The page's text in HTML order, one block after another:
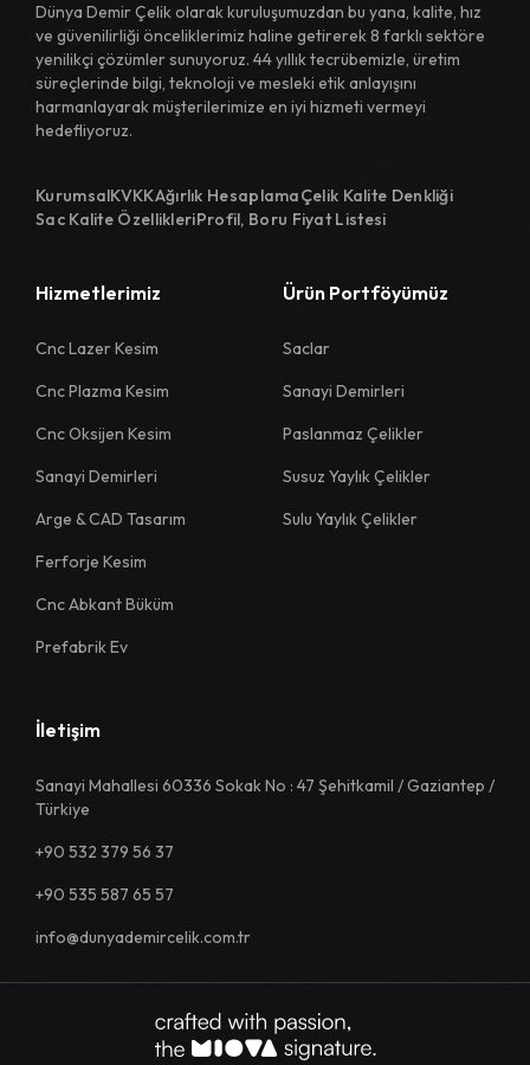
Dünya Demir Çelik olarak kuruluşumuzdan bu yana, kalite, hız
ve güvenilirliği önceliklerimiz haline getirerek 8 farklı sektöre
yenilikçi çözümler sunuyoruz. 44 yıllık tecrübemizle, üretim
süreçlerinde bilgi, teknoloji ve mesleki etik anlayışını
harmanlayarak müşterilerimize en iyi hizmeti vermeyi
hedefliyoruz.
KurumsalKVKKAğırlık HesaplamaÇelik Kalite Denkliği
Sac Kalite ÖzellikleriProfil, Boru Fiyat Listesi
Hizmetlerimiz
Cnc Lazer Kesim
Cnc Plazma Kesim
Cnc Oksijen Kesim
Sanayi Demirleri
Arge & CAD Tasarım
Ferforje Kesim
Cnc Abkant Büküm
Prefabrik Ev
Ürün Portföyümüz
Saclar
Sanayi Demirleri
Paslanmaz Çelikler
Susuz Yaylık Çelikler
Sulu Yaylık Çelikler
İletişim
Sanayi Mahallesi 60336 Sokak No : 47 Şehitkamil / Gaziantep /
Türkiye
+90 532 379 56 37
+90 535 587 65 57
info@dunyademircelik.com.tr